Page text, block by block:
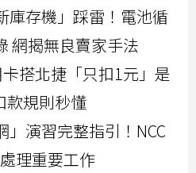
庫存機」踩雷！電池循
網揭無良賣家手法
搭北捷「只扣1元」是
款規則秒懂
演習完整指引！NCC
理重要工作